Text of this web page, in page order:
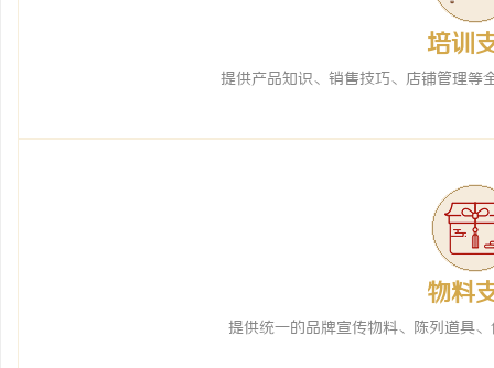
培训
提供产品知识、销售技巧、店铺管理等
物料
提供统一的品牌宣传物料、陈列道具